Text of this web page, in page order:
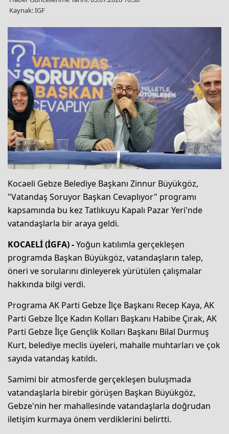
Kaynak: IGF
Kocaeli Gebze Belediye Başkanı Zinnur Büyükgöz,
"Vatandaş Soruyor Başkan Cevaplıyor" programı
kapsamında bu kez Tatlıkuyu Kapalı Pazar Yeri'nde
vatandaşlarla bir araya geldi.
KOCAELİ (İGFA) -Yoğun katılımla gerçekleşen
programda Başkan Büyükgöz, vatandaşların talep,
öneri ve sorularını dinleyerek yürütülen çalışmalar
hakkında bilgi verdi.
Programa AK Parti Gebze İlçe Başkanı Recep Kaya, AK
Parti Gebze İlçe Kadın Kolları Başkanı Habibe Çırak, AK
Parti Gebze İlçe Gençlik Kolları Başkanı Bilal Durmuş
Kurt, belediye meclis üyeleri, mahalle muhtarları ve çok
sayıda vatandaş katıldı.
Samimi bir atmosferde gerçekleşen buluşmada
vatandaşlarla birebir görüşen Başkan Büyükgöz,
Gebze'nin her mahallesinde vatandaşlarla doğrudan
iletişim kurmaya önem verdiklerini belirtti.